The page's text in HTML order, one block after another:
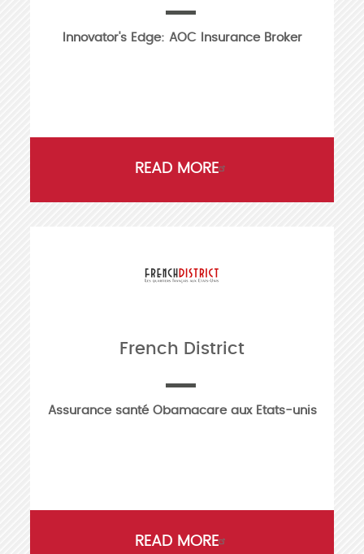
Innovator's Edge: AOC Insurance Broker
READ MORE
French District
Assurance santé Obamacare aux Etats-unis
READ MORE